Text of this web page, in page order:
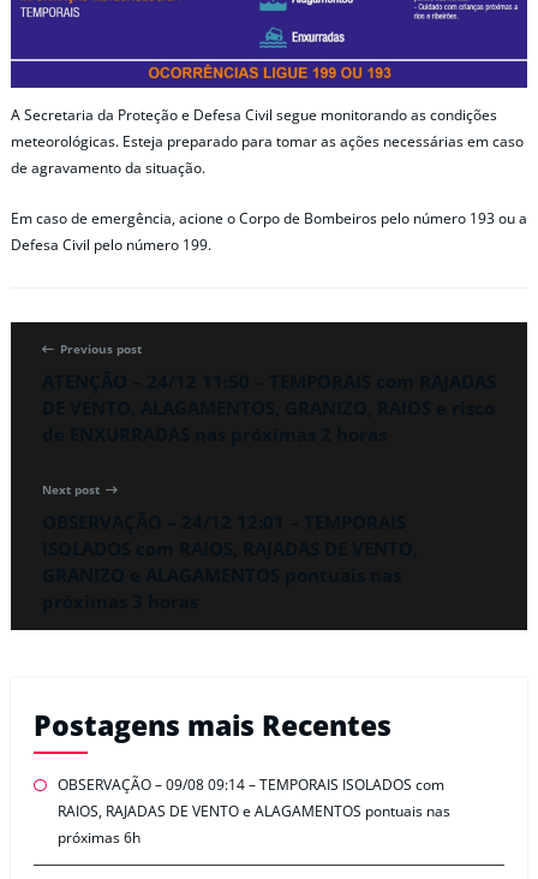
A Secretaria da Proteção e Defesa Civil segue monitorando as condições
meteorológicas. Esteja preparado para tomar as ações necessárias em caso
de agravamento da situação.
Em caso de emergência, acione o Corpo de Bombeiros pelo número 193 ou a
Defesa Civil pelo número 199.
Previous post
Next post
Postagens mais Recentes
OBSERVAÇÃO – 09/08 09:14 – TEMPORAIS ISOLADOS com
RAIOS, RAJADAS DE VENTO e ALAGAMENTOS pontuais nas
próximas 6h